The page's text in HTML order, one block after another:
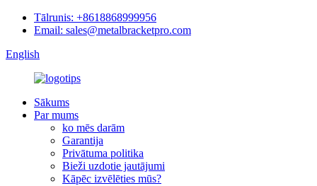
Tālrunis: +8618868999956
Email: sales@metalbracketpro.com
English
Sākums
Par mums
ko mēs darām
Garantija
Privātuma politika
Bieži uzdotie jautājumi
Kāpēc izvēlēties mūs?